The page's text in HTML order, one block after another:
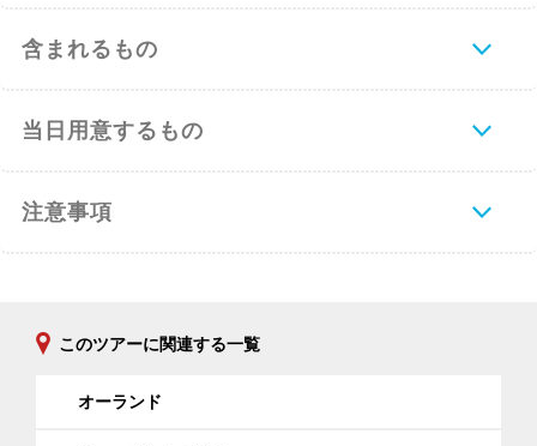
含まれるもの
当日用意するもの
注意事項
このツアーに関連する一覧
オーランド